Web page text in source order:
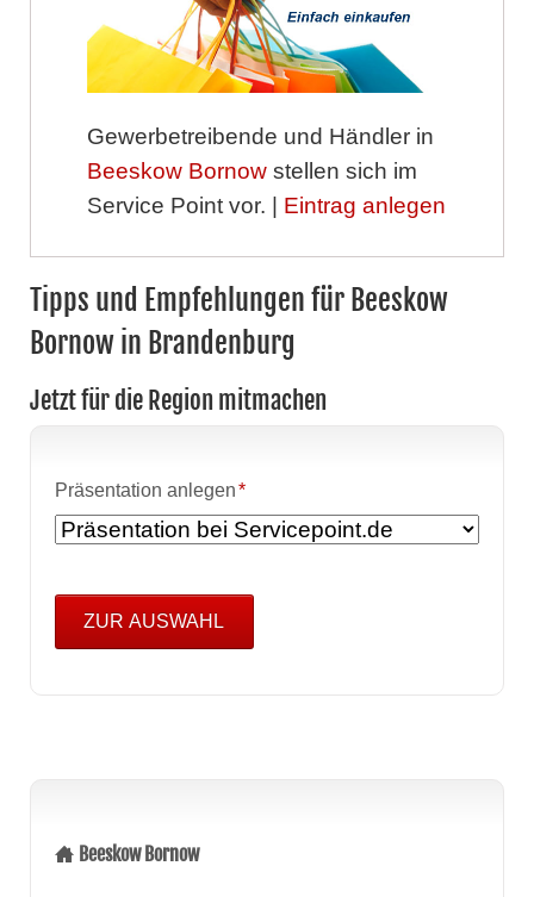
Gewerbetreibende und Händler in
Beeskow Bornowstellen sich im
Service Point vor. | Eintrag anlegen
Tipps und Empfehlungen für Beeskow
Bornow in Brandenburg
Jetzt für die Region mitmachen
Pflichtfeld
Präsentation anlegen*
ZUR AUSWAHL
Beeskow Bornow